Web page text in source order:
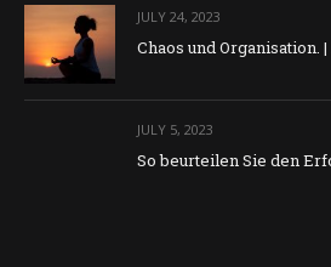
JULY 24, 2023
Chaos und Organisation.
JULY 5, 2023
So beurteilen Sie den